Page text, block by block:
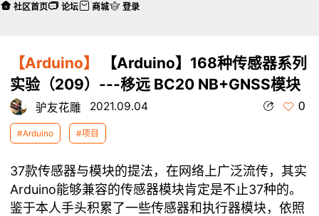
【Arduino】
【Arduino】168种传感器系列
实验（209）---移远 BC20 NB+GNSS模块
驴友花雕 2021.09.04 0
#Arduino #项目
37款传感器与模块的提法，在网络上广泛流传，其实
Arduino能够兼容的传感器模块肯定是不止37种的。
鉴于本人手头积累了一些传感器和执行器模块，依照
社区首页 论坛 商城 登录